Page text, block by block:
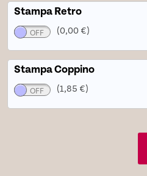
Stampa Retro
(0,00 €)
Stampa Coppino
(1,85 €)